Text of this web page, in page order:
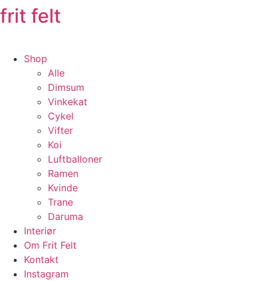
frit felt
Shop
Alle
Dimsum
Vinkekat
Cykel
Vifter
Koi
Luftballoner
Ramen
Kvinde
Trane
Daruma
Interiør
Om Frit Felt
Kontakt
Instagram